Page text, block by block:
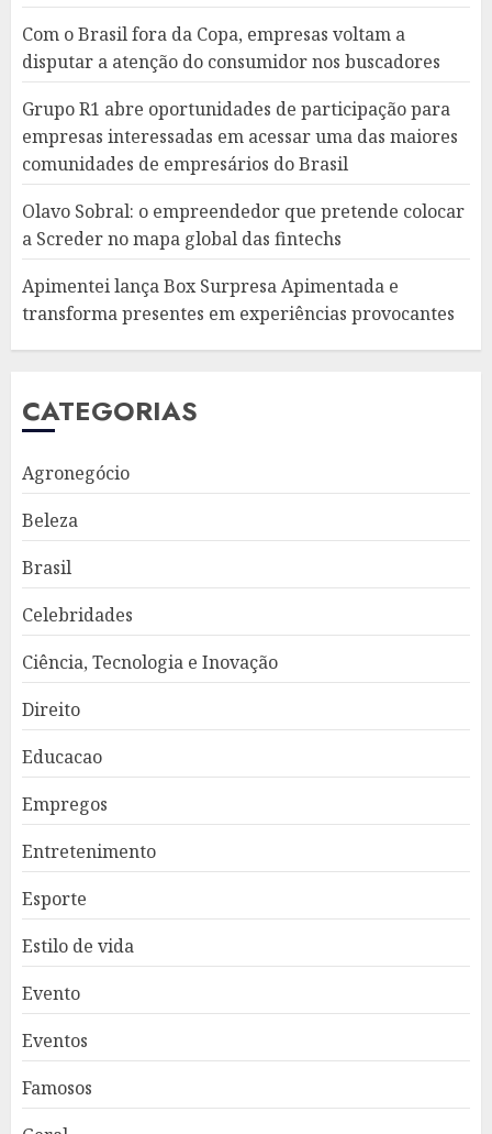
Com o Brasil fora da Copa, empresas voltam a
disputar a atenção do consumidor nos buscadores
Grupo R1 abre oportunidades de participação para
empresas interessadas em acessar uma das maiores
comunidades de empresários do Brasil
Olavo Sobral: o empreendedor que pretende colocar
a Screder no mapa global das fintechs
Apimentei lança Box Surpresa Apimentada e
transforma presentes em experiências provocantes
CATEGORIAS
Agronegócio
Beleza
Brasil
Celebridades
Ciência, Tecnologia e Inovação
Direito
Educacao
Empregos
Entretenimento
Esporte
Estilo de vida
Evento
Eventos
Famosos